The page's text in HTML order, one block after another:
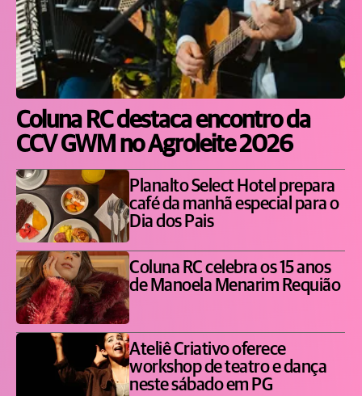
Coluna RC destaca encontro da
CCV GWM no Agroleite 2026
Planalto Select Hotel prepara
café da manhã especial para o
Dia dos Pais
Coluna RC celebra os 15 anos
de Manoela Menarim Requião
Ateliê Criativo oferece
workshop de teatro e dança
neste sábado em PG